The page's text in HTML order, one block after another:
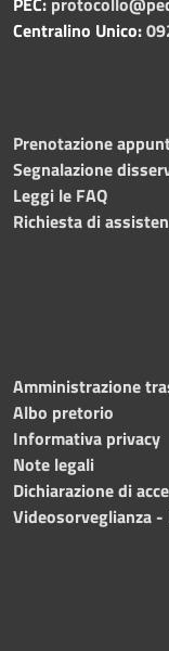
Centralino Unico:
Prenotazione
Segnalazione
Leggi le FAQ
Richiesta di
Amministrazione
Albo pretorio
Informativa privacy
Note legali
Dichiarazione di
Videosorveglianza